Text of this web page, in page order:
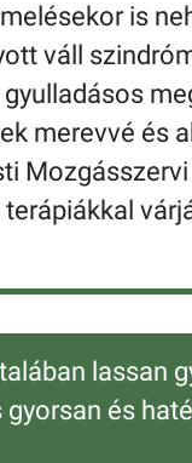
is
váll
merevvé és
lassan
és